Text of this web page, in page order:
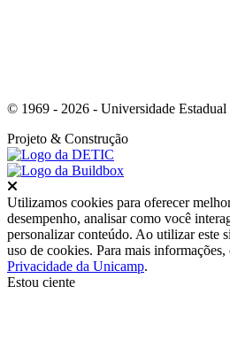
© 1969 - 2026 - Universidade Estadual
Projeto & Construção
Utilizamos cookies para oferecer
desempenho, analisar como você
personalizar conteúdo. Ao utilizar este
uso de cookies. Para mais informações,
Privacidade da Unicamp.
Estou ciente